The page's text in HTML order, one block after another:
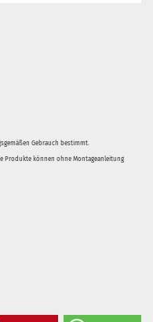
Gebrauch bestimmt.
Produkte können ohne Montageanleitung